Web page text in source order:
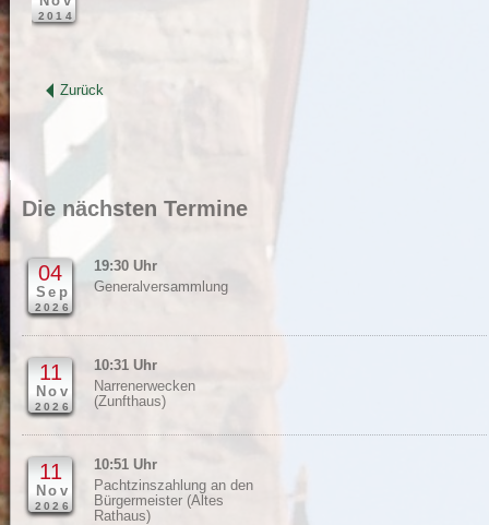
2014
Zurück
Die nächsten Termine
04
Sep
2026
19:30 Uhr
Generalversammlung
11
Nov
2026
10:31 Uhr
Narrenerwecken
(Zunfthaus)
11
Nov
2026
10:51 Uhr
Pachtzinszahlung an den
Bürgermeister (Altes
Rathaus)